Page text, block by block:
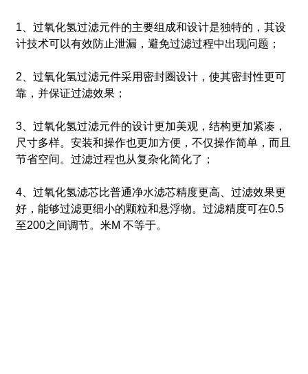
1、过氧化氢过滤元件的主要组成和设计是独特的，其设
计技术可以有效防止泄漏，避免过滤过程中出现问题；
2、过氧化氢过滤元件采用密封圈设计，使其密封性更可
靠，​​并保证过滤效果；
3、过氧化氢过滤元件的设计更加美观，结构更加紧凑，
尺寸多样。安装和操作也更加方便，不仅操作简单，而且
节省空间。过滤过程也从复杂化简化了；
4、过氧化氢滤芯比普通净水滤芯精度更高、过滤效果更
好，能够过滤更细小的颗粒和悬浮物。过滤精度可在0.5
至200之间调节。 米M 不等于。